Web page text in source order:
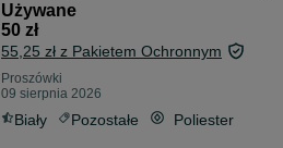
Używane
50 zł
55,25 zł z Pakietem Ochronnym
Proszówki
09 sierpnia 2026
Biały Pozostałe Poliester